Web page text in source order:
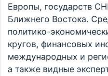
Европы, государств
Ближнего Востока.
политико-
кругов, финансовых
международных и
а также видные